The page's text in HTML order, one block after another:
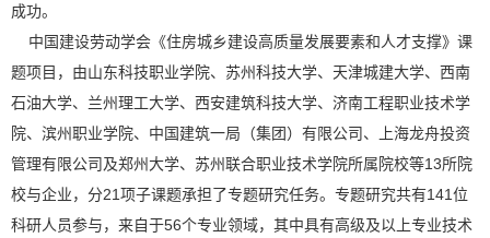
成功。
中国建设劳动学会《住房城乡建设高质量发展要素和人才支撑》课
题项目，由山东科技职业学院、苏州科技大学、天津城建大学、西南
石油大学、兰州理工大学、西安建筑科技大学、济南工程职业技术学
院、滨州职业学院、中国建筑一局（集团）有限公司、上海龙舟投资
管理有限公司及郑州大学、苏州联合职业技术学院所属院校等13所院
校与企业，分21项子课题承担了专题研究任务。专题研究共有141位
科研人员参与，来自于56个专业领域，其中具有高级及以上专业技术